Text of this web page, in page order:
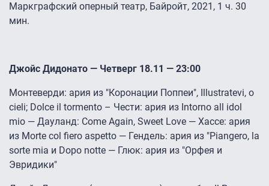
Маркграфский оперный театр, Байройт, 2021, 1 ч. 30
мин.
Джойс Дидонато — Четверг 18.11 — 23:00
Монтеверди: ария из "Коронации Поппеи", Illustratevi, o
cieli; Dolce il tormento – Чести: ария из Intorno all idol
mio — Дауланд: Come Again, Sweet Love — Хассе: ария
из Morte col fiero aspetto — Гендель: ария из "Piangero, la
sorte mia и Dopo notte — Глюк: ария из "Орфея и
Эвридики"